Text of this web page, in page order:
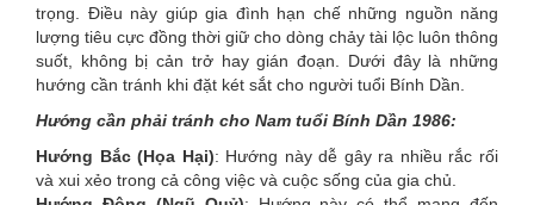
trọng. Điều này giúp gia đình hạn chế những nguồn năng
lượng tiêu cực đồng thời giữ cho dòng chảy tài lộc luôn thông
suốt, không bị cản trở hay gián đoạn. Dưới đây là những
hướng cần tránh khi đặt két sắt cho người tuổi Bính Dần.
Hướng cần phải tránh cho Nam tuổi Bính Dần 1986:
Hướng Bắc (Họa Hại): Hướng này dễ gây ra nhiều rắc rối
và xui xẻo trong cả công việc và cuộc sống của gia chủ.